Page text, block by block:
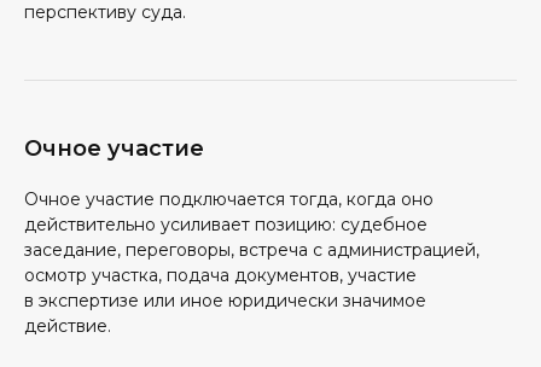
перспективу суда.
Очное участие
Очное участие подключается тогда, когда оно
действительно усиливает позицию: судебное
заседание, переговоры, встреча с администрацией,
осмотр участка, подача документов, участие
в экспертизе или иное юридически значимое
действие.